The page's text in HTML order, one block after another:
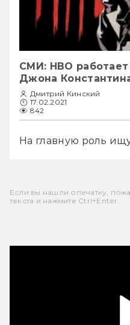
СМИ: HBO
Джона
Дмитрий Кинский
17.02.2021
842
На главную роль
Если вы нашли опечатку,
текста и нажмите Ctrl+Enter.